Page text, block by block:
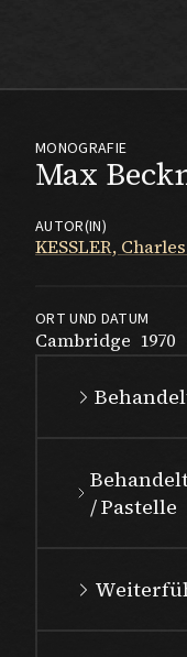
Max
MONOGRAFIE
AUTOR(IN)
KESSLER, Charles
ORT UND DATUM
Cambridge 1970
/ Pastelle